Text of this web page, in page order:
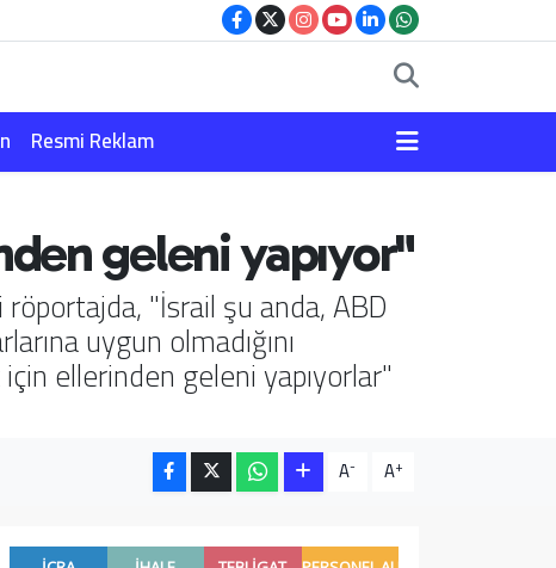
Resmi Reklam
geleni yapıyor"
röportajda, "İsrail şu anda, ABD
uygun olmadığını
ellerinden geleni yapıyorlar"
A- A+